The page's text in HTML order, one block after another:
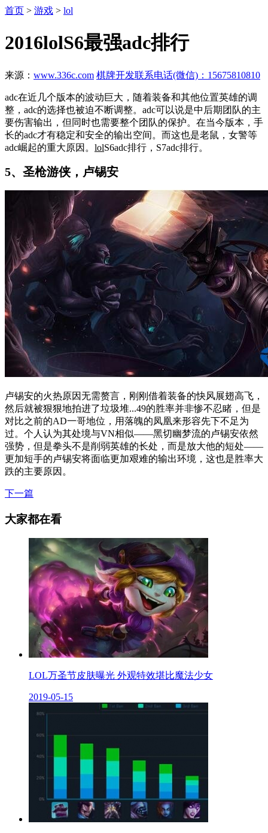
首页 > 游戏 > lol
2016lolS6最强adc排行
来源： www.336c.com 棋牌开发联系电话(微信)：15675810810
adc在近几个版本的波动巨大，随着装备和其他位置英雄的调
整，adc的选择也被迫不断调整。adc可以说是中后期团队的主
要伤害输出，但同时也需要整个团队的保护。在当今版本，手
长的adc才有稳定和安全的输出空间。而这也是老鼠，女警等
adc崛起的重大原因。 lolS6adc排行，S7adc排行。
5、圣枪游侠，卢锡安
卢锡安的火热原因无需赘言，刚刚借着装备的快风展翅高飞，
然后就被狠狠地拍进了垃圾堆...49的胜率并非惨不忍睹，但是
对比之前的AD一哥地位，用落魄的凤凰来形容先下不足为
过。个人认为其处境与VN相似——黑切幽梦流的卢锡安依然
强势，但是拳头不是削弱英雄的长处，而是放大他的短处——
更加短手的卢锡安将面临更加艰难的输出环境，这也是胜率大
跌的主要原因。
下一篇
大家都在看
LOL万圣节皮肤曝光 外观特效堪比魔法少女
2019-05-15